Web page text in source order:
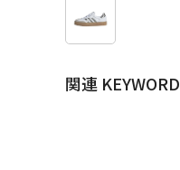
関連 KEYWORD